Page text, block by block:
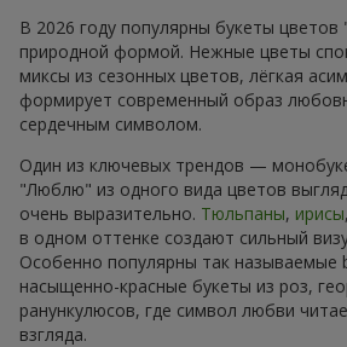
В 2026 году популярны букеты
природной формой. Нежные цветы
миксы из сезонных цветов, лёгкая
формирует современный образ
сердечным символом.
Один из ключевых трендов —
"Люблю" из одного вида цветов
очень выразительно. Тюльпаны, ирисы,
в одном оттенке создают сильный
Особенно популярны так
насыщенно-красные букеты из роз,
ранункулюсов, где символ любви
взгляда.